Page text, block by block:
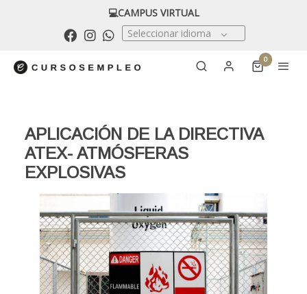
💻CAMPUS VIRTUAL
Seleccionar idioma
0
APLICACIÓN DE LA DIRECTIVA
ATEX- ATMÓSFERAS
EXPLOSIVAS